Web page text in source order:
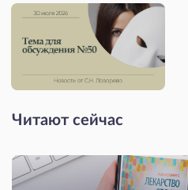
Читают сейчас